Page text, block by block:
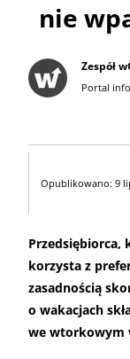
nie
Zespół
Portal
Opublikowano: 9
Przedsiębiorca,
korzysta z
zasadnością
o wakacjach
we wtorkowym